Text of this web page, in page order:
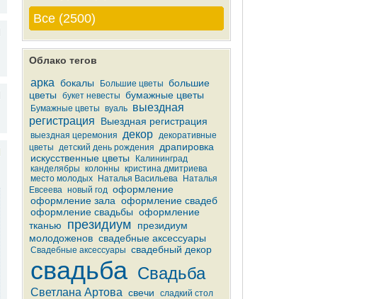
Все (2500)
Облако тегов
арка бокалы Большие цветы большие
цветы
букет невесты бумажные цветы
Бумажные цветы вуаль
выездная
регистрация
Выездная регистрация
выездная церемония декор
декоративные
цветы детский день рождения
драпировка
искусственные цветы
Калининград
канделябры колонны кристина дмитриева
место молодых
Наталья Васильева
Наталья
Евсеева новый год оформление
оформление зала оформление свадеб
оформление свадьбы оформление
тканью
президиум
президиум
молодоженов свадебные аксессуары
Свадебные аксессуары свадебный декор
свадьба Свадьба
Светлана Артова свечи
сладкий стол